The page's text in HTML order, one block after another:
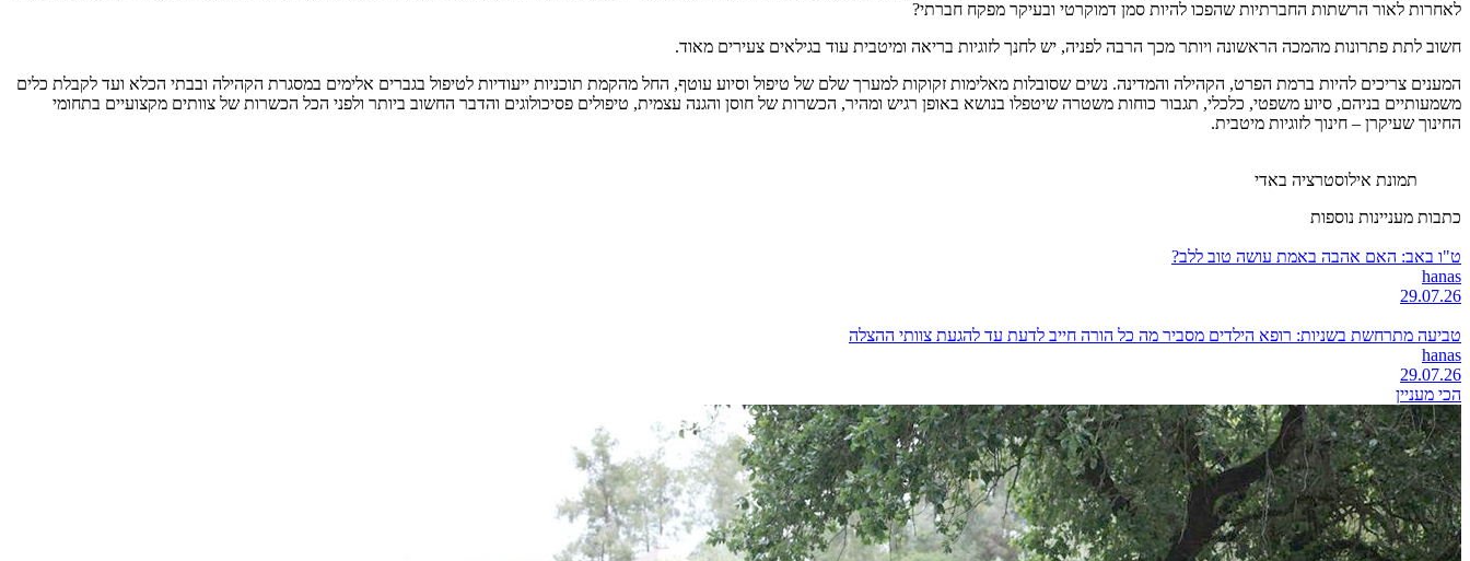
לאחרות לאור הרשתות החברתיות שהפכו להיות סמן דמוקרטי ובעיקר מפקח חברתי?
חשוב לתת פתרונות מהמכה הראשונה ויותר מכך הרבה לפניה, יש לחנך לזוגיות בריאה ומיטבית עוד בגילאים צעירים מאוד.
המענים צריכים להיות ברמת הפרט, הקהילה והמדינה. נשים שסובלות מאלימות זקוקות למערך שלם של טיפול וסיוע עוטף, החל מהקמת תוכניות ייעודיות לטיפול בגברים אלימים במסגרת הקהילה ובבתי הכלא ועד לקבלת כלים
משמעותיים בניהם, סיוע משפטי, כלכלי, תגבור כוחות משטרה שיטפלו בנושא באופן רגיש ומהיר, הכשרות של חוסן והגנה עצמית, טיפולים פסיכולוגים והדבר החשוב ביותר ולפני הכל הכשרות של צוותים מקצועיים בתחומי
החינוך שעיקרן – חינוך לזוגיות מיטבית.
תמונת אילוסטרציה באדי
כתבות מעניינות נוספות
ט"ו באב: האם אהבה באמת עושה טוב ללב?
hanas
29.07.26
טביעה מתרחשת בשניות: רופא הילדים מסביר מה כל הורה חייב לדעת עד להגעת צוותי ההצלה
hanas
29.07.26
הכי מעניין